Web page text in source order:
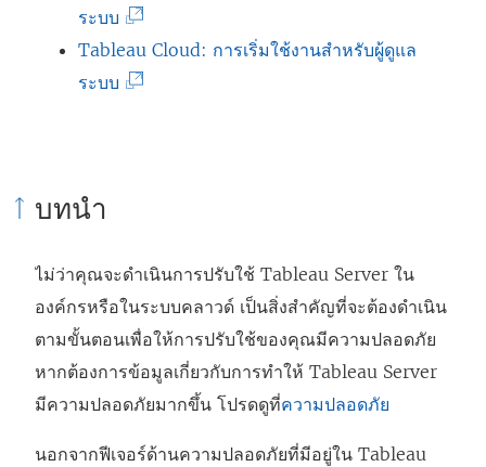
ใ
ง
ใ
ห
ม่
)
ระบบ
ลิ
ง
ด
ใ
น
ห
น้
Tableau Cloud: การเริ่มใช้งานสำหรับผู้ดูแล
ระบบ
เ
ปิ
ด
ใ
น
บทนำ
ไม่ว่าคุณจะดำเนินการปรับใช้ Tableau Server ใน
องค์กรหรือในระบบคลาวด์ เป็นสิ่งสำคัญที่จะต้องดำเนิน
ตามขั้นตอนเพื่อให้การปรับใช้ของคุณมีความปลอดภัย
หากต้องการข้อมูลเกี่ยวกับการทำให้ Tableau Server
มีความปลอดภัยมากขึ้น โปรดดูที่ความปลอดภัย
นอกจากฟีเจอร์ด้านความปลอดภัยที่มีอยู่ใน Tableau